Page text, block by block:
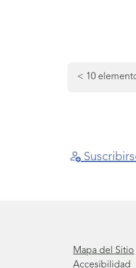
página
< 10
Mapa del Sitio
Accesibilidad